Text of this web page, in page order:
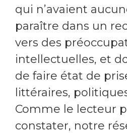
qui n’avaient
paraître dans un
vers des
intellectuelles, et
de faire état de
littéraires,
Comme le lecteur
constater, notre